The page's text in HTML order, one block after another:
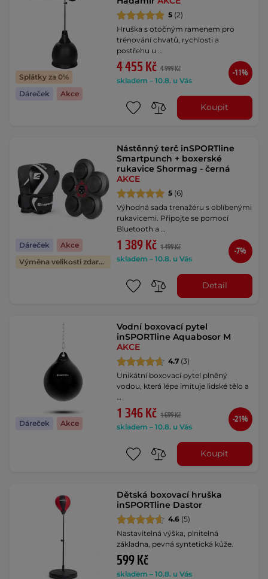
Splátky za 0%
Dáreček
Akce
5 (2)
Hruška s otočným ramenem pro
trénování chvatů, rychlosti a
postřehu u …
4 455 Kč 4 999 Kč
skladem – 10.8. u Vás
-11%
Koupit
Dáreček
Akce
Výměna velikosti zdarma
Nástěnný terč inSPORTline
Smartpunch + boxerské
rukavice Shormag - černá
AKCE
5 (6)
Výhodná sada trenažéru s oblíbenými
rukavicemi. Připojte se pomocí
Bluetooth a …
1 389 Kč 1 499 Kč
skladem – 10.8. u Vás
-7%
Detail
Dáreček Akce
Vodní boxovací pytel
inSPORTline Aquabosor M
AKCE
4.7 (3)
Unikátní boxovací pytel plněný
vodou, která lépe imituje lidské tělo a
1 346 Kč 1 699 Kč
skladem – 10.8. u Vás
-21%
Koupit
Dětská boxovací hruška
inSPORTline Dastor
4.6 (5)
Nastavitelná výška, plnitelná
základna, pevná syntetická kůže.
599 Kč
skladem – 10.8. u Vás